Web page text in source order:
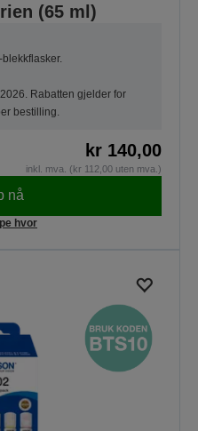
(65 ml)
Rabatten gjelder for
bestilling.
kr 140,00
inkl. mva. (kr 112,00 uten mva.)
nå
hvor